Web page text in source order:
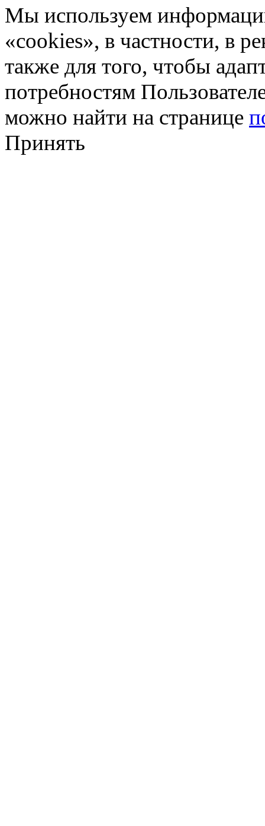
Мы используем
«cookies», в частности, в
также для того, чтобы
потребностям
можно найти на странице
Принять